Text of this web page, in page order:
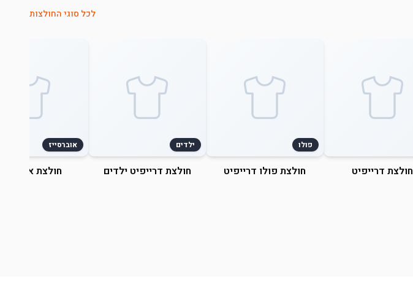
לכל סוגי החולצות
חולצת דרייפיט
פולו
חולצת פולו דרייפיט
ילדים
חולצת דרייפיט ילדים
אוברסייז
חולצת